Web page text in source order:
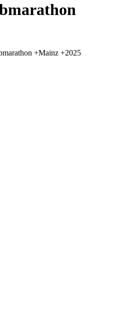
+Mainz +2025